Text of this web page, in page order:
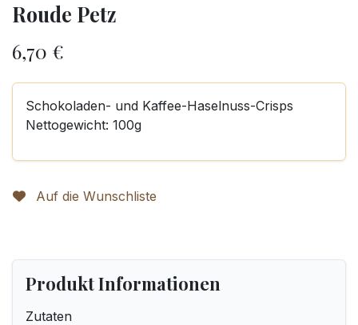
Roude Petz
6,70 €
Schokoladen- und Kaffee-Haselnuss-Crisps
Nettogewicht: 100g
Auf die Wunschliste
Produkt Informationen
Zutaten